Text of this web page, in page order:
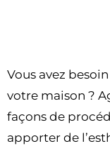
Vous avez
votre maison ?
façons de
apporter de